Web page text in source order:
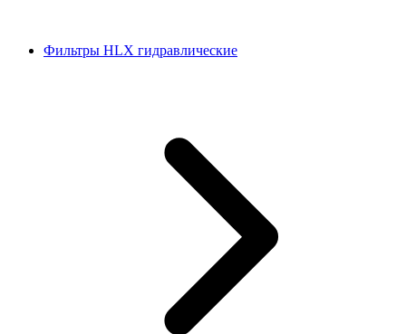
Фильтры HLX гидравлические